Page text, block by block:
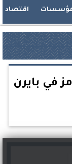
اقتصاد
في بايرن